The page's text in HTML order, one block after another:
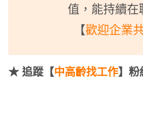
值，能持續在
【歡迎企業
★ 追蹤【中高齡找工作】